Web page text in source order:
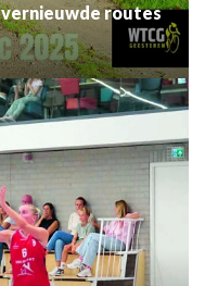
Vasser Heuvelen Classic met vernieuwde routes